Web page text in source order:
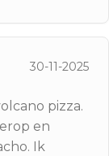
30-11-2025
pizza.
en
Ik